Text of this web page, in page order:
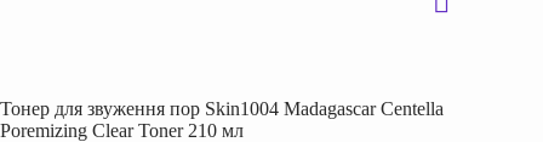
Тонер для звуження пор Skin1004 Madagascar Centella
Poremizing Clear Toner 210 мл